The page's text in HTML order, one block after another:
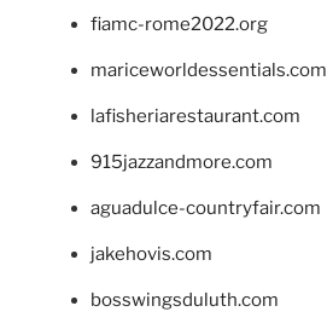
fiamc-rome2022.org
mariceworldessentials.com
lafisheriarestaurant.com
915jazzandmore.com
aguadulce-countryfair.com
jakehovis.com
bosswingsduluth.com